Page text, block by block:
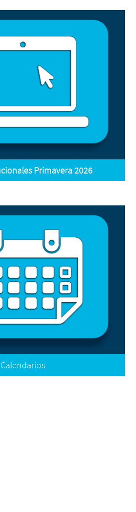
el 20 de junio a las 17:00
- El periodo para solventar
el 22 de junio a las 17:00 horas.
Primavera 2026
Calendarios